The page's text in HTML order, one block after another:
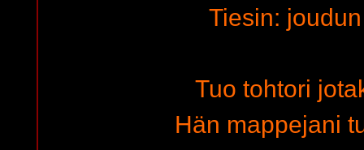
Tiesin:
Tuo tohtori
Hän mappejani